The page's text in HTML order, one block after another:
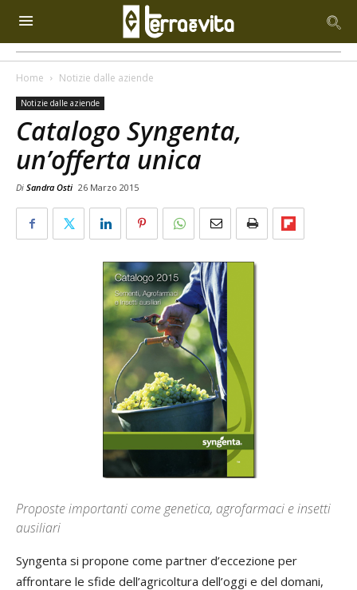
Home Notizie dalle aziende
Notizie dalle aziende
Catalogo Syngenta,
un’offerta unica
Di Sandra Osti 26 Marzo 2015
Proposte importanti come genetica, agrofarmaci e insetti
ausiliari
Syngenta si propone come partner d’eccezione per
affrontare le sfide dell’agricoltura dell’oggi e del domani,